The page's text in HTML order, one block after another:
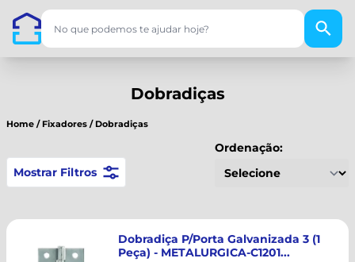
Dobradiças
Home / Fixadores / Dobradiças
Mostrar Filtros
Ordenação:
Dobradiça P/Porta Galvanizada 3 (1
Peça) - METALURGICA-C1201...